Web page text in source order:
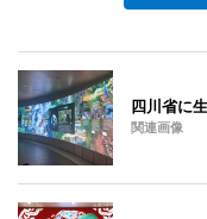
四川省に
関連画像